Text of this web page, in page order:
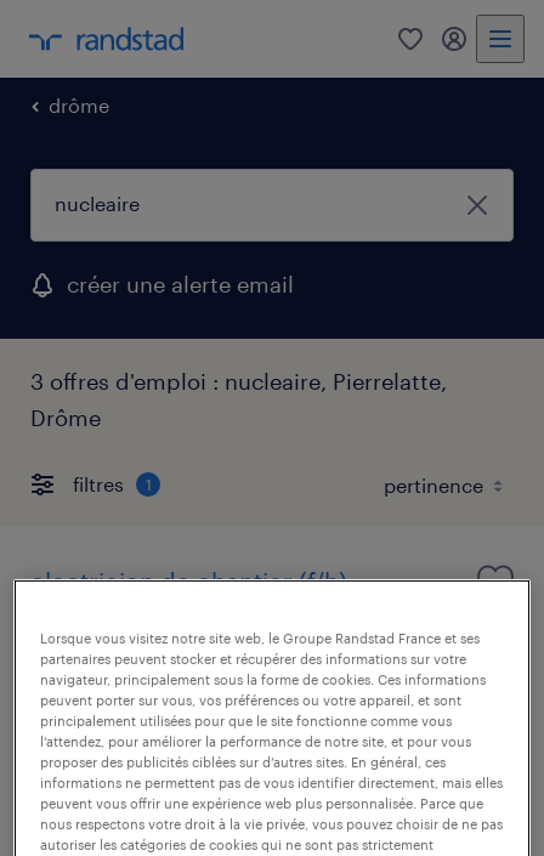
0 mon
drôme
créer une alerte email
3 offres d'emploi : nucleaire, Pierrelatte,
Drôme
filtres 1
electricien de chantier (f/h)
pierrelatte, drôme
intérim
13,00 € par heure
publié le 21 juillet 2026
Lorsque vous visitez notre site web, le Groupe Randstad France et ses
partenaires peuvent stocker et récupérer des informations sur votre
navigateur, principalement sous la forme de cookies. Ces informations
peuvent porter sur vous, vos préférences ou votre appareil, et sont
principalement utilisées pour que le site fonctionne comme vous
l’attendez, pour améliorer la performance de notre site, et pour vous
proposer des publicités ciblées sur d’autres sites. En général, ces
informations ne permettent pas de vous identifier directement, mais elles
peuvent vous offrir une expérience web plus personnalisée. Parce que
nous respectons votre droit à la vie privée, vous pouvez choisir de ne pas
autoriser les catégories de cookies qui ne sont pas strictement